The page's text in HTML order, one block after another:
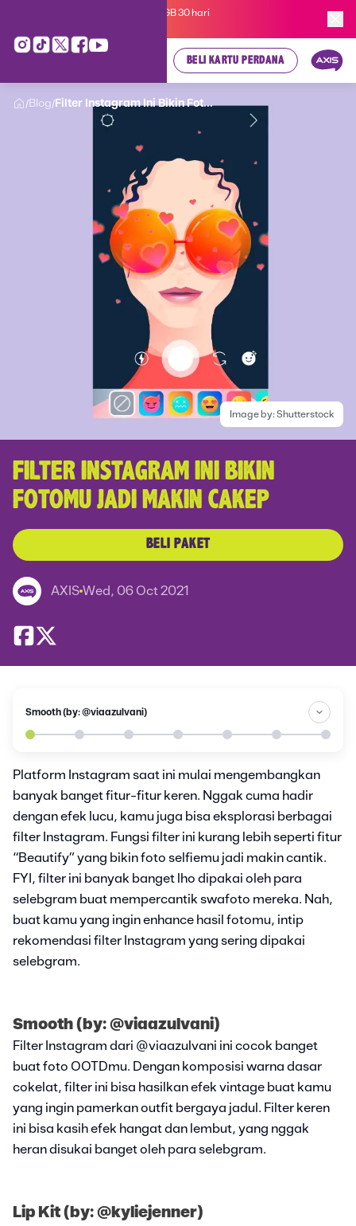
Kartu Perdana AXIS Suka-Suka 3GB 30 hari
BELI KARTU PERDANA
/Blog/ Filter Instagram Ini Bikin Fot...
Image by:Shutterstock
FILTER INSTAGRAM INI BIKIN
FOTOMU JADI MAKIN CAKEP
BELI PAKET
AXIS Wed, 06 Oct 2021
Smooth (by: @viaazulvani)
Platform Instagram saat ini mulai mengembangkan
banyak banget fitur-fitur keren. Nggak cuma hadir
dengan efek lucu, kamu juga bisa eksplorasi berbagai
filter Instagram. Fungsi filter ini kurang lebih seperti fitur
“Beautify” yang bikin foto selfiemu jadi makin cantik.
FYI, filter ini banyak banget lho dipakai oleh para
selebgram buat mempercantik swafoto mereka. Nah,
buat kamu yang ingin enhance hasil fotomu, intip
rekomendasi filter Instagram yang sering dipakai
selebgram.
Smooth (by: @viaazulvani)
Filter Instagram dari @viaazulvani ini cocok banget
buat foto OOTDmu. Dengan komposisi warna dasar
cokelat, filter ini bisa hasilkan efek vintage buat kamu
yang ingin pamerkan outfit bergaya jadul. Filter keren
ini bisa kasih efek hangat dan lembut, yang nggak
heran disukai banget oleh para selebgram.
Lip Kit (by: @kyliejenner)